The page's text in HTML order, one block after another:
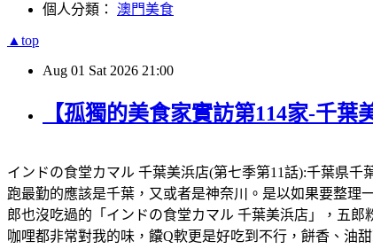
個人分類： 澳門美食
▲top
Aug 01 Sat 2026 21:00
【孤獨的美食家實訪第114家-千
インドの食堂カマル 千葉美浜店(第七季第11話):千葉県千
跑最勤的應該是千葉，又或者是神奈川。是以如果要整理
郎也沒吃過的「インドの食堂カマル 千葉美浜店」，五
咖哩都非常對我的味，饢Q軟更是好吃到不行，餅香、油